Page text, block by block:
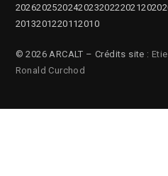
2026202520242023202220212020
2013201220112010
© 2026 ARCALT – Crédits site :
Ronald Curchod